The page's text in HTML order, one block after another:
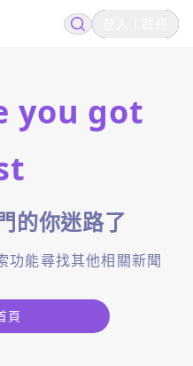
you got
的你迷路了
功能尋找其他相關新聞
頁